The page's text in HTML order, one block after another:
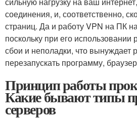
соединения, и, соответственно,
страниц. Да и работу VPN на ПК
поскольку при его использовании
сбои и неполадки, что вынуждает
перезапускать программу,
Принцип работы
Какие бывают типы
серверов